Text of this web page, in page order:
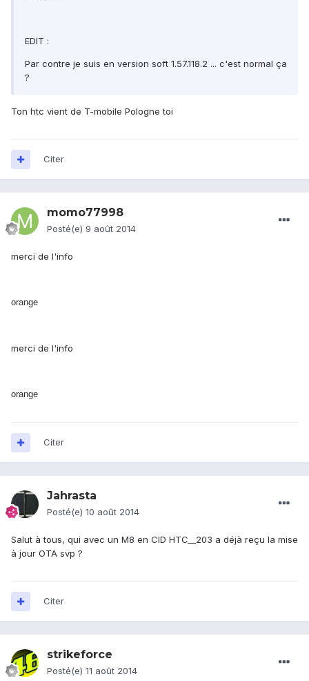
EDIT :
Par contre je suis en version soft 1.57.118.2 ... c'est normal ça
?
Ton htc vient de T-mobile Pologne toi
Citer
momo77998
Posté(e) 9 août 2014
merci de l'info
orange
merci de l'info
orange
Citer
Jahrasta
Posté(e) 10 août 2014
Salut à tous, qui avec un M8 en CID HTC__203 a déjà reçu la mise
à jour OTA svp ?
Citer
strikeforce
Posté(e) 11 août 2014